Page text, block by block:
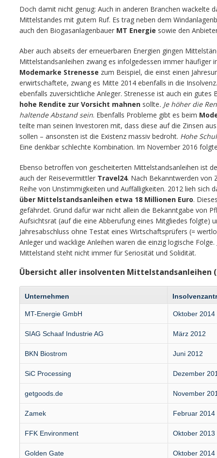
Doch damit nicht genug: Auch in anderen Branchen wackelte
Mittelstandes mit gutem Ruf. Es trag neben dem
auch den Biogasanlagenbauer MT Energie sowie den
Aber auch abseits der erneuerbaren Energien gingen
Mittelstandsanleihen zwang es infolgedessen immer häufiger
Modemarke Strenesse zum Beispiel, die einst einen
erwirtschaftete, zwang es Mitte 2014 ebenfalls in die
ebenfalls zuversichtliche Anleger. Strenesse ist auch ein gutes
hohe Rendite zur Vorsicht mahnen sollte. Je höher die
haltende Abstand sein. Ebenfalls Probleme gibt es beim
teilte man seinen Investoren mit, dass diese auf die Zinsen
sollen – ansonsten ist die Existenz massiv bedroht. Hohe
Eine denkbar schlechte Kombination. Im November 2016
Ebenso betroffen von gescheiterten Mittelstandsanleihen ist
auch der Reisevermittler Travel24. Nach Bekanntwerden von
Reihe von Unstimmigkeiten und Auffälligkeiten. 2012 lieh sich
über Mittelstandsanleihen etwa 18 Millionen Euro.
gefährdet. Grund dafür war nicht allein die Bekanntgabe von
Aufsichtsrat (auf die eine Abberufung eines Mitgliedes folgte)
Jahresabschluss ohne Testat eines Wirtschaftsprüfers (=
Anleger und wacklige Anleihen waren die einzig logische Folge.
Mittelstand steht nicht immer für Seriosität und Solidität.
Übersicht aller insolventen Mittelstandsanleihen
Unternehmen
MT-Energie GmbH Oktober 2014
SIAG Schaaf Industrie AG März 2012
BKN Biostrom Juni 2012
SiC Processing Dezember
getgoods.de November
Zamek Februar 2014
FFK Environment Oktober 2013
Golden Gate Oktober 2014